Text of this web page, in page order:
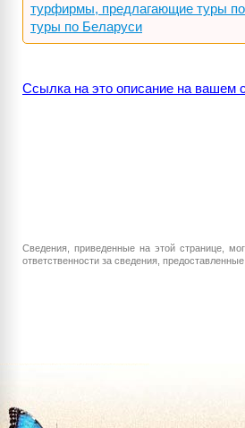
турфирмы, предлагающие туры
туры по Беларуси
Ссылка на это описание на вашем
Сведения, приведенные на этой странице,
ответственности за сведения,